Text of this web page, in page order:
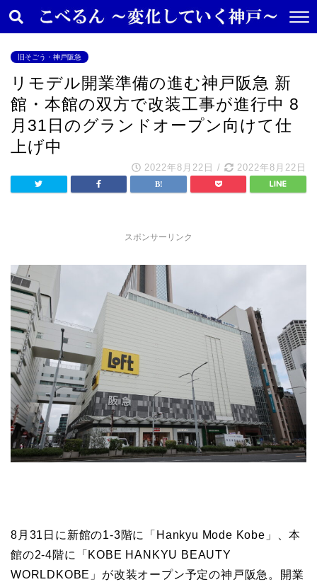
旧そごう・神戸阪急
リモデル開業準備の進む神戸阪急 新
館・本館の双方で改装工事が進行中 8
月31日のグランドオープン向けて仕
上げ中
2022年8月22日 / 2022年8月22日
スポンサーリンク
8月31日に新館の1-3階に「Hankyu Mode Kobe」、本
館の2-4階に「KOBE HANKYU BEAUTY
WORLDKOBE」が改装オープン予定の神戸阪急。開業